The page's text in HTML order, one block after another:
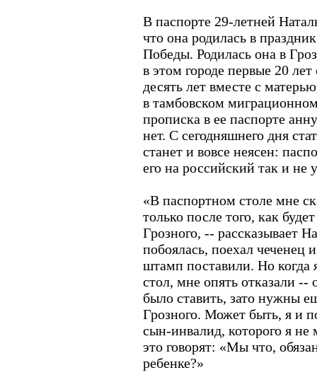
В паспорте 29-летней
что она родилась в
Победы. Родилась она в
в этом городе первые 20
десять лет вместе с
в тамбовском
прописка в ее паспорте
нет. С сегодняшнего дня
станет и вовсе неясен:
его на российский так и не
«В паспортном столе мне
только после того, как
Грозного, -- рассказывает
побоялась, поехал чеченец
штамп поставили. Но когда
стол, мне опять отказали --
было ставить, зато нужны
Грозного. Может быть, я и
сын-инвалид, которого я
это говорят: «Мы что,
ребенке?»